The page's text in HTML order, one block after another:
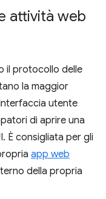
attività web
il protocollo delle
la maggior
utente
di aprire una
È consigliata per gli
app web
della propria